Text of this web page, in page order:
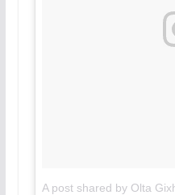
A post shared by Olta